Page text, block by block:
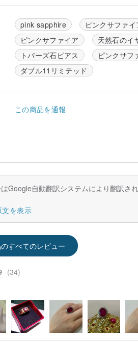
pink sapphire ピンクサファイ
ピンクサファイア
天然石のイ
トパーズ石ピアス
ピンクサフ
ダブル11リミテッド
この商品を通報
Google自動翻訳システムにより翻訳さ
文を表示
すべてのレビュー
(34)